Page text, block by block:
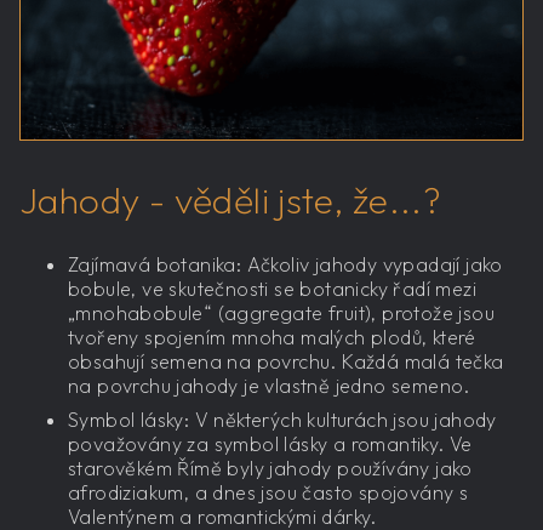
Jahody - věděli jste, že...?
Zajímavá botanika: Ačkoliv jahody vypadají jako
bobule, ve skutečnosti se botanicky řadí mezi
„mnohabobule“ (aggregate fruit), protože jsou
tvořeny spojením mnoha malých plodů, které
obsahují semena na povrchu. Každá malá tečka
na povrchu jahody je vlastně jedno semeno.
Symbol lásky: V některých kulturách jsou jahody
považovány za symbol lásky a romantiky. Ve
starověkém Římě byly jahody používány jako
afrodiziakum, a dnes jsou často spojovány s
Valentýnem a romantickými dárky.